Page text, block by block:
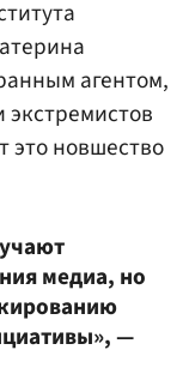
агентом,
экстремистов
это новшество
медиа, но
—